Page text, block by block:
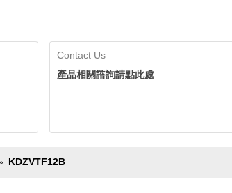
Contact Us
產品相關諮詢請點此處
KDZVTF12B